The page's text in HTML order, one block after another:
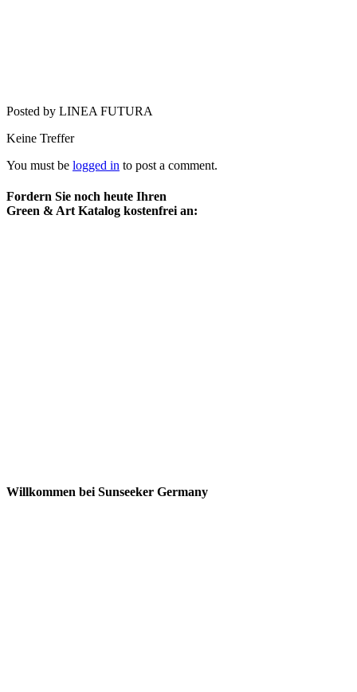
Posted by LINEA FUTURA
Keine Treffer
You must be logged in to post a comment.
Fordern Sie noch heute Ihren
Green & Art Katalog kostenfrei an:
Willkommen bei Sunseeker Germany